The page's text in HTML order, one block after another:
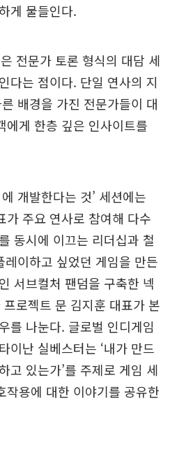
게 물들인다.
전문가 토론 형식의 대담 세
다는 점이다. 단일 연사의 지
배경을 가진 전문가들이 대
에게 한층 깊은 인사이트를
개발한다는 것’ 세션에는
가 주요 연사로 참여해 다수
동시에 이끄는 리더십과 철
레이하고 싶었던 게임을 만든
서브컬처 팬덤을 구축한 넥
로젝트 문 김지훈 대표가 본
를 나눈다. 글로벌 인디게임
이난 실베스터는 ‘내가 만드
고 있는가’를 주제로 게임 세
작용에 대한 이야기를 공유한